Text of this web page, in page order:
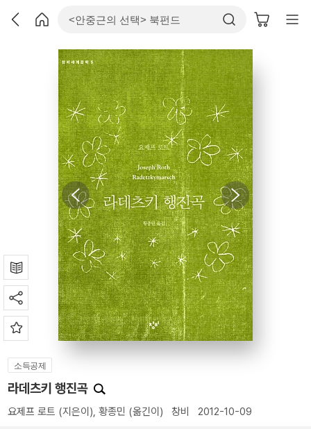
소득공제
라데츠키 행진곡
요제프 로트 (지은이), 황종민 (옮긴이) 창비 2012-10-09